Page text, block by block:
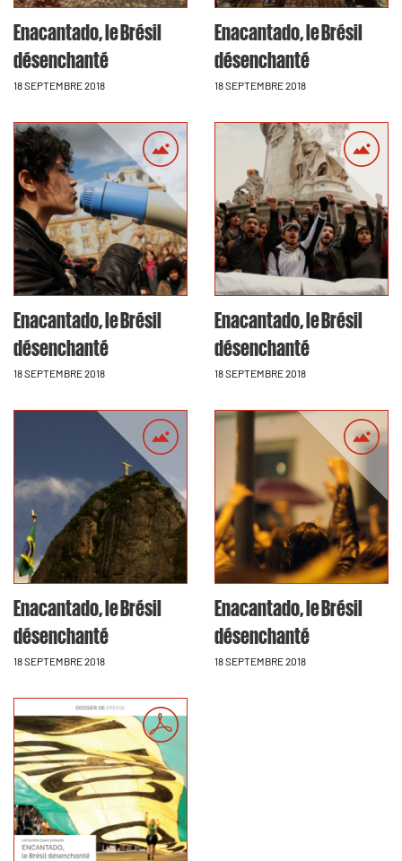
Enacantado, le Brésil
désenchanté
18 SEPTEMBRE 2018
Enacantado, le Brésil
désenchanté
18 SEPTEMBRE 2018
Enacantado, le Brésil
désenchanté
18 SEPTEMBRE 2018
Enacantado, le Brésil
désenchanté
18 SEPTEMBRE 2018
Enacantado, le Brésil
désenchanté
18 SEPTEMBRE 2018
Enacantado, le Brésil
désenchanté
18 SEPTEMBRE 2018